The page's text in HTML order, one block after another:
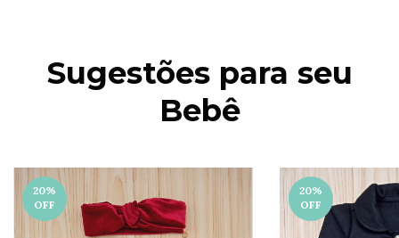
Sugestões para seu
Bebê
20%
OFF
20%
OFF